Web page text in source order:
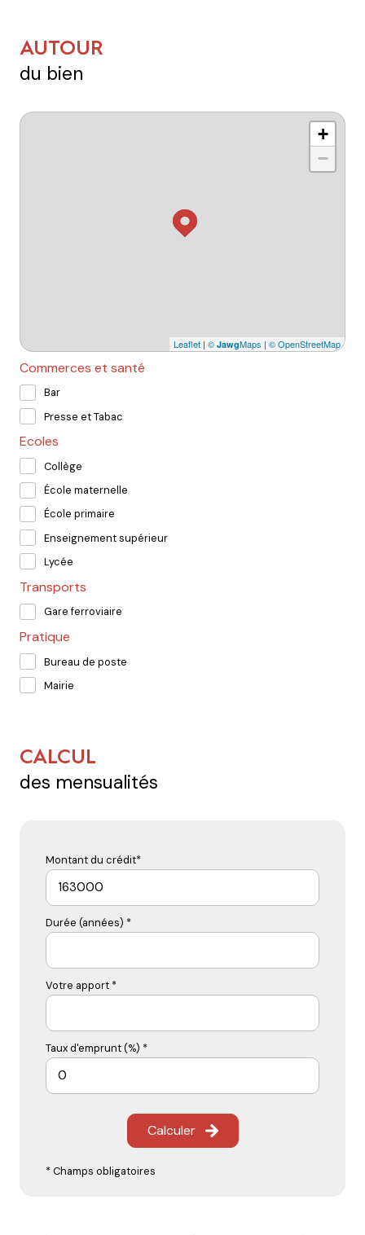
AUTOUR
du bien
+
−
Leaflet | © JawgMaps | © OpenStreetMap
Commerces et santé
Bar
Presse et Tabac
Ecoles
Collège
École maternelle
École primaire
Enseignement supérieur
Lycée
Transports
Gare ferroviaire
Pratique
Bureau de poste
Mairie
CALCUL
des mensualités
Montant du crédit*
Durée (années) *
Votre apport *
Taux d'emprunt (%) *
Calculer
* Champs obligatoires